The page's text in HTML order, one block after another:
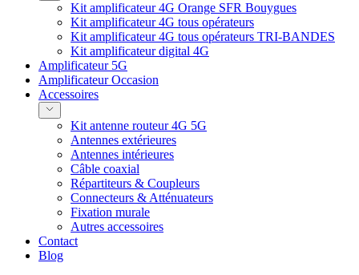
Kit amplificateur 4G Orange SFR Bouygues
Kit amplificateur 4G tous opérateurs
Kit amplificateur 4G tous opérateurs TRI-BANDES
Kit amplificateur digital 4G
Amplificateur 5G
Amplificateur Occasion
Accessoires
Kit antenne routeur 4G 5G
Antennes extérieures
Antennes intérieures
Câble coaxial
Répartiteurs & Coupleurs
Connecteurs & Atténuateurs
Fixation murale
Autres accessoires
Contact
Blog